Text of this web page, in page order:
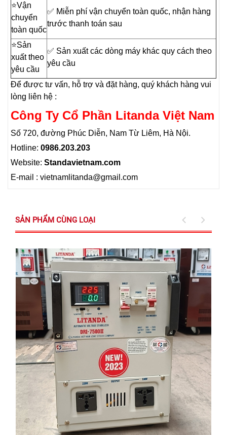
⭐️Vận
chuyển
toàn quốc
✅ Miễn phí vận chuyển toàn quốc, nhận hàng
trước thanh toán sau
⭐️Sản
xuất theo
yêu cầu
✅ Sản xuất các dòng máy khác quy cách theo
yêu cầu
Để được tư vấn, hỗ trợ và đặt hàng, quý khách hàng vui
lòng liên hệ :
Công Ty Cổ Phần Litanda Việt Nam
Số 720, đường Phúc Diễn, Nam Từ Liêm, Hà Nội.
Hotline: 0986.203.203
Website: Standavietnam.com
E-mail : vietnamlitanda@gmail.com
SẢN PHẨM CÙNG LOẠI